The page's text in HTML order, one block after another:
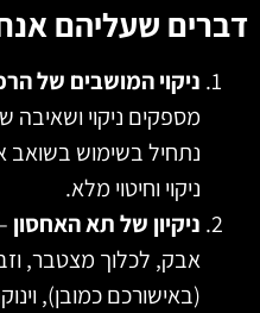
שעליהם
ניקוי המושבים של הרכב–
מספקים ניקוי ושאיבה של
נתחיל בשימוש בשואב
ניקוי וחיטוי מלא.
ניקיון של תא האחסון– תא
אבק, לכלוך מצטבר,
(באישורכם כמובן),